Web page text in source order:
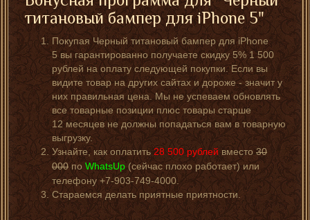
титановый бампер для iPhone 5"
Покупая Черный титановый бампер для iPhone
5 вы гарантированно получаете скидку 5% 1 500
рублей на оплату следующей покупки. Если вы
видите товар на других сайтах и дороже - значит у
них правильная цена. Мы не успеваем обновлять
все товарные позиции плюс товары старше
12 месяцев не должны попадаться вам в товарную
выгрузку.
Узнайте, как оплатить28 500 рублей вместо30
000 по WhatsUp (сейчас плохо работает) или
телефону +7-903-749-4000.
Стараемся делать приятные приятности.